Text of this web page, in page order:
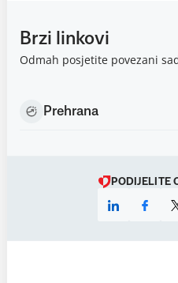
Brzi linkovi
Odmah posjetite povezani
Prehrana
PODIJELITE